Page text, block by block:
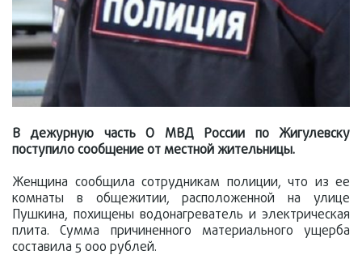
В дежурную часть О МВД России по Жигулевску
поступило сообщение от местной жительницы.
Женщина сообщила сотрудникам полиции, что из ее
комнаты в общежитии, расположенной на улице
Пушкина, похищены водонагреватель и электрическая
плита. Сумма причиненного материального ущерба
составила 5 000 рублей.